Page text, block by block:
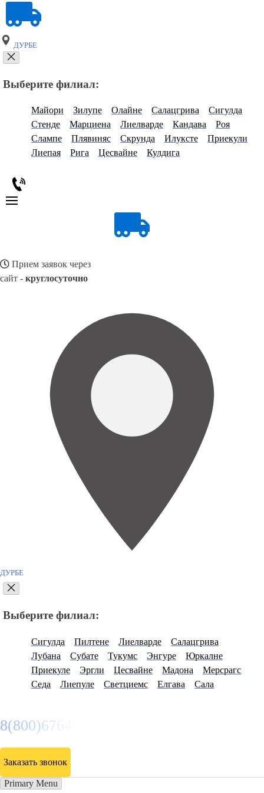
ДУРБЕ
Выберите филиал:
Майори Зилупе Олайне Салацгрива
Сигулда
Стенде
Марциена Лиелварде Кандава
Роя
Слампе
Плявиняс Скрунда Илуксте
Приекули
Лиепая
Рига Цесвайне Кулдига
Прием заявок через
сайт - круглосуточно
ДУРБЕ
Выберите филиал:
Сигулда Пилтене Лиелварде
Салацгрива
Лубана
Субате Тукумс Энгуре
Юркалне
Приекуле
Эргли Цесвайне Мадона
Мерсрагс
Седа
Лиепуле Светциемс Елгава Сала
8(800)6764935
Заказать звонок
Primary Menu